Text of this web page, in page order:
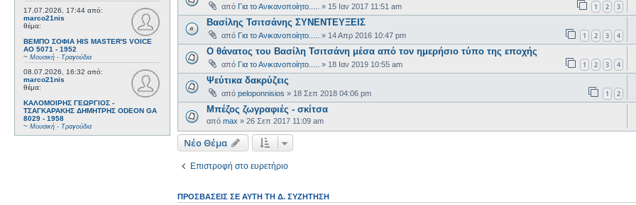
17.07.2026, 17:44 από:
marco21nis
θέμα:
ΒΕΜΠΟ ΣΟΦΙΑ HIS MASTER'S VOICE
AO 5071 - 1952
~ Μουσική - Τραγούδια
08.07.2026, 16:32 από:
marco21nis
θέμα:
ΚΑΛΟΜΟΙΡΗΣ ΓΕΩΡΓΙΟΣ -
ΤΣΑΓΚΑΡΑΚΗΣ ΔΗΜΗΤΡΗΣ ODEON GA
8029 - 1958
~ Μουσική - Τραγούδια
από Για το Ανικανοποίητο..... » 15 Ιαν 2017 11:51 am 1 2 3
Βασίλης Τσιτσάνης ΣΥΝΕΝΤΕΥΞΕΙΣ
από Για το Ανικανοποίητο..... » 14 Απρ 2016 10:47 pm 1 2 3 4
Ο θάνατος του Βασίλη Τσιτσάνη μέσα από τον ημερήσιο τύπο της εποχής
από Για το Ανικανοποίητο..... » 18 Ιαν 2019 10:55 am 1 2 3 4
Ψεύτικα δακρύζεις
από peloponnisios » 18 Σεπ 2018 04:06 pm 1 2
Μπέζος ζωγραφιές - σκίτσα
από max » 26 Σεπ 2017 11:09 am
Νέο Θέμα
Επιστροφή στο ευρετήριο
ΠΡΟΣΒΆΣΕΙΣ ΣΕ ΑΥΤΉ ΤΗ Δ. ΣΥΖΉΤΗΣΗ